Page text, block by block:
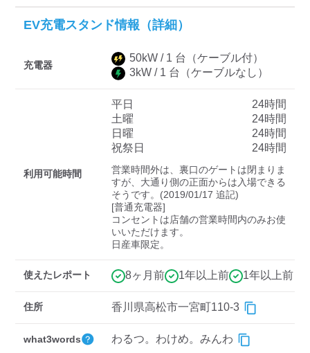
三菱ディーラーを表示
日産ディーラーを表示
中速-20kW-以上 急速-44kW-以上
検索する
EV充電スタンド情報（詳細）
充電器
50kW / 1 台
（ケーブル付）
3kW / 1 台 （ケーブルなし）
利用可能時間
平日
24時間
土曜
24時間
日曜
24時間
祝祭日
24時間
営業時間外は、裏口のゲートは閉まりま
すが、大通り側の正面からは入場できる
そうです。(2019/01/17 追記)
[普通充電器]
コンセントは店舗の営業時間内のみお使
いいただけます。
日産車限定。
使えたレポート 8ヶ月前 1年以上前 1年以上前
住所 香川県高松市一宮町110-3
what3words わるつ。わけめ。みんわ